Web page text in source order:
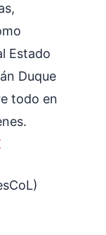
Estado
Duque
todo en